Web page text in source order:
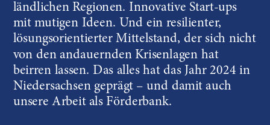
ländlichen Regionen. Innovative Start-ups
mit mutigen Ideen. Und ein resilienter,
lösungsorientierter Mittelstand, der sich nicht
von den andauernden Krisenlagen hat
beirren lassen. Das alles hat das Jahr 2024 in
Niedersachsen geprägt – und damit auch
unsere Arbeit als Förderbank.